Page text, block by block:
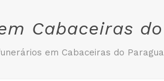
Cabaceiras
em Cabaceiras do